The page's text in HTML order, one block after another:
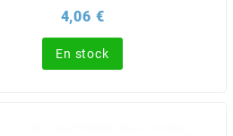
4,06 €Prix
En stock